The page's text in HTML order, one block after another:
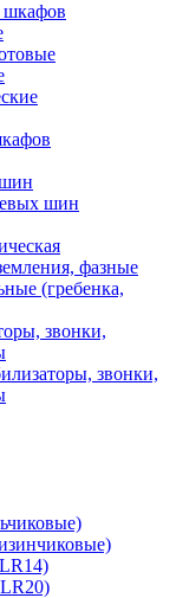
шкафов
шин
фазные
(гребенка,
звонки,
звонки,